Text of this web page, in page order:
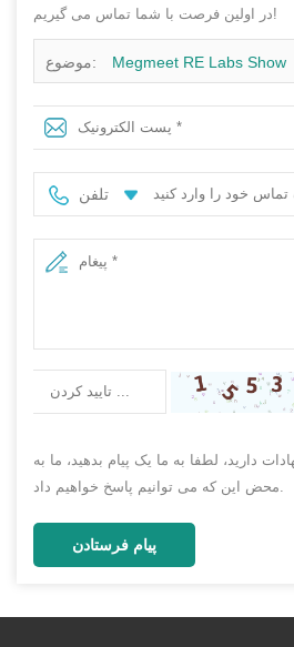
در اولین فرصت با شما تماس می گیریم!
موضوع: Megmeet RE Labs Show
تلفن
دارید، لطفا به ما یک پیام بدهید، ما به
پیام فرستادن